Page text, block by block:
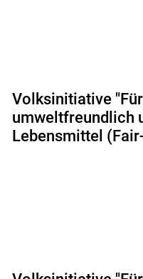
Volksinitiative
umweltfreundlich
Lebensmittel